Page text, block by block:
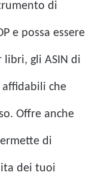
di
e possa essere
gli ASIN di
che
Offre anche
di
dei tuoi